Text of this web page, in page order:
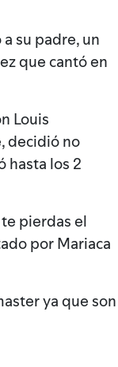
su padre, un
que cantó en
Louis
decidió no
hasta los 2
pierdas el
por Mariaca
ya que son